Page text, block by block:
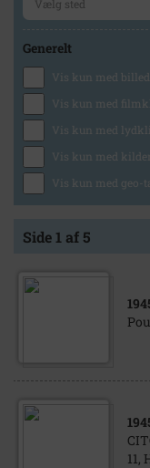
Generelt
Vis kun med
Vis kun med
Vis kun med
Vis kun med kilder
Vis kun med geo-
Side 1 af 5
11,